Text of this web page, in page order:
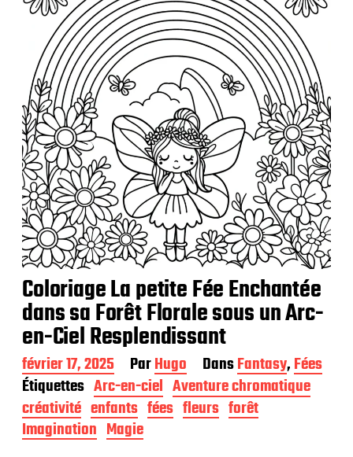
Coloriage La petite Fée Enchantée
dans sa Forêt Florale sous un Arc-
en-Ciel Resplendissant
D
a
t
e
d
e
février 17, 2025 ParHugo DansFantasy,Fées
Étiquettes Arc-en-ciel Aventure chromatique
créativité enfants fées fleurs forêt
Imagination Magie